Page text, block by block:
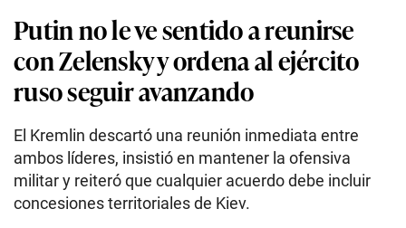
Putin no le ve sentido a reunirse
con Zelensky y ordena al ejército
ruso seguir avanzando
El Kremlin descartó una reunión inmediata entre
ambos líderes, insistió en mantener la ofensiva
militar y reiteró que cualquier acuerdo debe incluir
concesiones territoriales de Kiev.